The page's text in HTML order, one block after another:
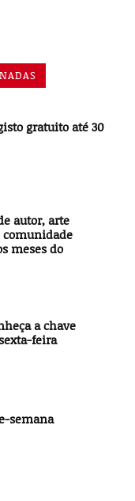
gratuito até 30
autor, arte
meses do
a chave
feira
semana